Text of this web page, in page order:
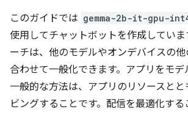
このガイドでは gemma-2b-it-gpu-
使用してチャットボットを作成してい
ーチは、他のモデルやオンデバイスの
合わせて一般化できます。アプリをモデ
一般的な方法は、アプリのリソースと
ビングすることです。配信を最適化する